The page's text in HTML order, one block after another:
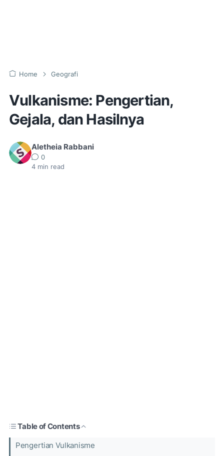
Home Geografi
Vulkanisme: Pengertian,
Gejala, dan Hasilnya
Aletheia Rabbani
0
4 min read
Table of Contents
Pengertian Vulkanisme